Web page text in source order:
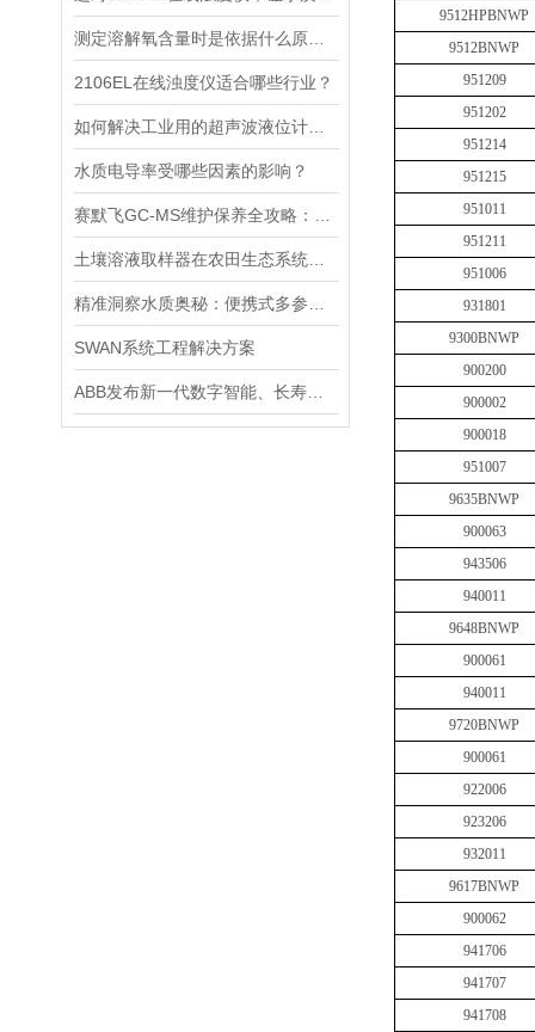
2106EL在线浊度仪适合哪些行业？
水质电导率受哪些因素的影响？
SWAN系统工程解决方案
9512HPBNWP
9512BNWP
951209
951202
951214
951215
951011
951211
951006
931801
9300BNWP
900200
900002
900018
951007
9635BNWP
900063
943506
940011
9648BNWP
900061
940011
9720BNWP
900061
922006
923206
932011
9617BNWP
900062
941706
941707
941708